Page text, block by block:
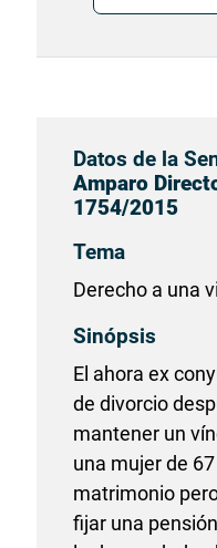
Datos de la
Amparo
1754/2015
Tema
Derecho a una
Sinópsis
El ahora ex
de divorcio
mantener un
una mujer de
matrimonio
fijar una